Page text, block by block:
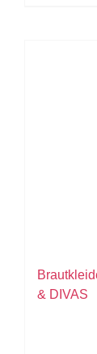
& DIVAS